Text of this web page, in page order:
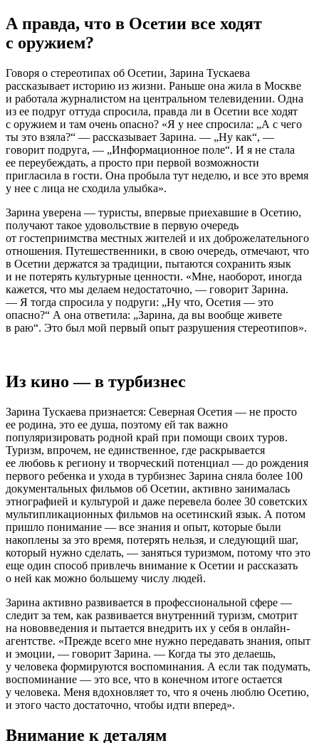
А правда, что в Осетии все ходят
с оружием?
Говоря о стереотипах об Осетии, Зарина Тускаева
рассказывает историю из жизни. Раньше она жила в Москве
и работала журналистом на центральном телевидении. Одна
из ее подруг оттуда спросила, правда ли в Осетии все ходят
с оружием и там очень опасно? «Я у нее спросила: „А с чего
ты это взяла?“ — рассказывает Зарина. — „Ну как“, —
говорит подруга, — „Информационное поле“. И я не стала
ее переубеждать, а просто при первой возможности
пригласила в гости. Она пробыла тут неделю, и все это время
у нее с лица не сходила улыбка».
Зарина уверена — туристы, впервые приехавшие в Осетию,
получают такое удовольствие в первую очередь
от гостеприимства местных жителей и их доброжелательного
отношения. Путешественники, в свою очередь, отмечают, что
в Осетии держатся за традиции, пытаются сохранить язык
и не потерять культурные ценности. «Мне, наоборот, иногда
кажется, что мы делаем недостаточно, — говорит Зарина.
— Я тогда спросила у подруги: „Ну что, Осетия — это
опасно?“ А она ответила: „Зарина, да вы вообще живете
в раю“. Это был мой первый опыт разрушения стереотипов».
Из кино — в турбизнес
Зарина Тускаева признается: Северная Осетия — не просто
ее родина, это ее душа, поэтому ей так важно
популяризировать родной край при помощи своих туров.
Туризм, впрочем, не единственное, где раскрывается
ее любовь к региону и творческий потенциал — до рождения
первого ребенка и ухода в турбизнес Зарина сняла более 100
документальных фильмов об Осетии, активно занималась
этнографией и культурой и даже перевела более 30 советских
мультипликационных фильмов на осетинский язык. А потом
пришло понимание — все знания и опыт, которые были
накоплены за это время, потерять нельзя, и следующий шаг,
который нужно сделать, — заняться туризмом, потому что это
еще один способ привлечь внимание к Осетии и рассказать
о ней как можно большему числу людей.
Зарина активно развивается в профессиональной сфере —
следит за тем, как развивается внутренний туризм, смотрит
на нововведения и пытается внедрить их у себя в онлайн-
агентстве. «Прежде всего мне нужно передавать знания, опыт
и эмоции, — говорит Зарина. — Когда ты это делаешь,
у человека формируются воспоминания. А если так подумать,
воспоминание — это все, что в конечном итоге остается
у человека. Меня вдохновляет то, что я очень люблю Осетию,
и этого часто достаточно, чтобы идти вперед».
Внимание к деталям